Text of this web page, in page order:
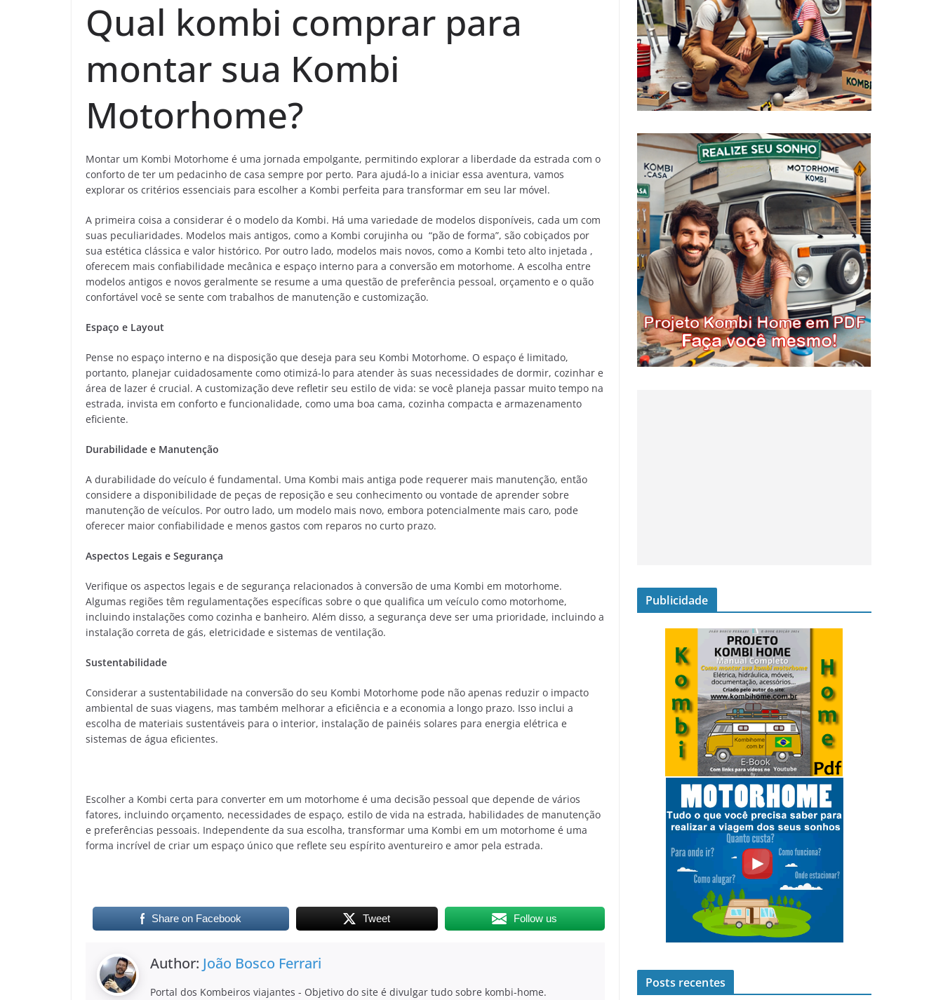
Qual kombi comprar para
montar sua Kombi
Motorhome?
Montar um Kombi Motorhome é uma jornada empolgante, permitindo explorar a liberdade da estrada com o
conforto de ter um pedacinho de casa sempre por perto. Para ajudá-lo a iniciar essa aventura, vamos
explorar os critérios essenciais para escolher a Kombi perfeita para transformar em seu lar móvel.
A primeira coisa a considerar é o modelo da Kombi. Há uma variedade de modelos disponíveis, cada um com
suas peculiaridades. Modelos mais antigos, como a Kombi corujinha ou “pão de forma”, são cobiçados por
sua estética clássica e valor histórico. Por outro lado, modelos mais novos, como a Kombi teto alto injetada ,
oferecem mais confiabilidade mecânica e espaço interno para a conversão em motorhome. A escolha entre
modelos antigos e novos geralmente se resume a uma questão de preferência pessoal, orçamento e o quão
confortável você se sente com trabalhos de manutenção e customização.
Espaço e Layout
Pense no espaço interno e na disposição que deseja para seu Kombi Motorhome. O espaço é limitado,
portanto, planejar cuidadosamente como otimizá-lo para atender às suas necessidades de dormir, cozinhar e
área de lazer é crucial. A customização deve refletir seu estilo de vida: se você planeja passar muito tempo na
estrada, invista em conforto e funcionalidade, como uma boa cama, cozinha compacta e armazenamento
eficiente.
Durabilidade e Manutenção
A durabilidade do veículo é fundamental. Uma Kombi mais antiga pode requerer mais manutenção, então
considere a disponibilidade de peças de reposição e seu conhecimento ou vontade de aprender sobre
manutenção de veículos. Por outro lado, um modelo mais novo, embora potencialmente mais caro, pode
oferecer maior confiabilidade e menos gastos com reparos no curto prazo.
Aspectos Legais e Segurança
Verifique os aspectos legais e de segurança relacionados à conversão de uma Kombi em motorhome.
Algumas regiões têm regulamentações específicas sobre o que qualifica um veículo como motorhome,
incluindo instalações como cozinha e banheiro. Além disso, a segurança deve ser uma prioridade, incluindo a
instalação correta de gás, eletricidade e sistemas de ventilação.
Sustentabilidade
Considerar a sustentabilidade na conversão do seu Kombi Motorhome pode não apenas reduzir o impacto
ambiental de suas viagens, mas também melhorar a eficiência e a economia a longo prazo. Isso inclui a
escolha de materiais sustentáveis para o interior, instalação de painéis solares para energia elétrica e
sistemas de água eficientes.
Escolher a Kombi certa para converter em um motorhome é uma decisão pessoal que depende de vários
fatores, incluindo orçamento, necessidades de espaço, estilo de vida na estrada, habilidades de manutenção
e preferências pessoais. Independente da sua escolha, transformar uma Kombi em um motorhome é uma
forma incrível de criar um espaço único que reflete seu espírito aventureiro e amor pela estrada.
Share on Facebook Tweet Follow us
Author: João Bosco Ferrari
Portal dos Kombeiros viajantes - Objetivo do site é divulgar tudo sobre kombi-home.
Publicidade
Posts recentes